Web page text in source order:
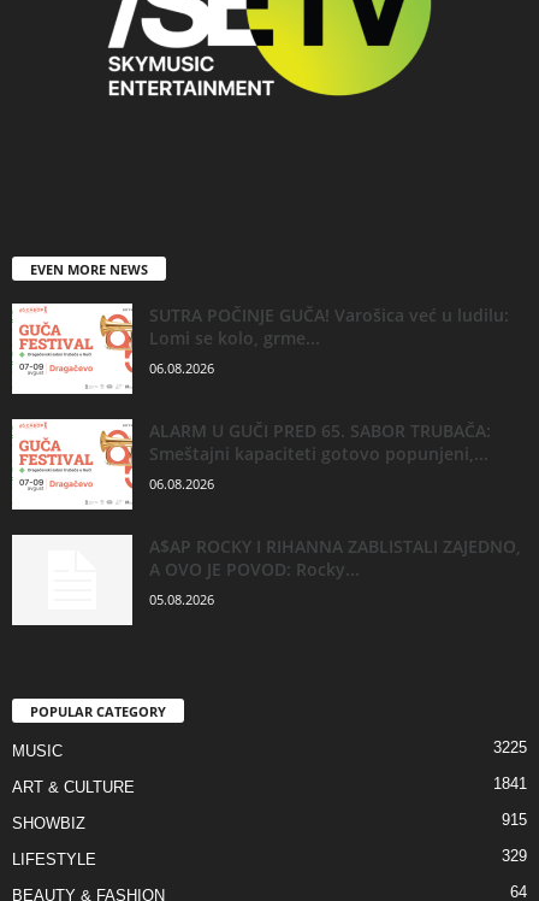
EVEN MORE NEWS
SUTRA POČINJE GUČA! Varošica već u ludilu:
Lomi se kolo, grme...
06.08.2026
ALARM U GUČI PRED 65. SABOR TRUBAČA:
Smeštajni kapaciteti gotovo popunjeni,...
06.08.2026
A$AP ROCKY I RIHANNA ZABLISTALI ZAJEDNO,
A OVO JE POVOD: Rocky...
05.08.2026
POPULAR CATEGORY
MUSIC 3225
ART & CULTURE 1841
SHOWBIZ 915
LIFESTYLE 329
BEAUTY & FASHION 64